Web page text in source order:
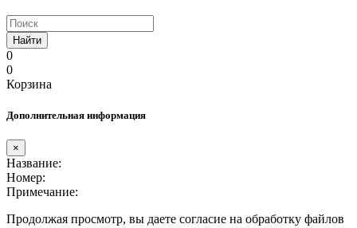
Найти
0
0
Корзина
Дополнительная информация
×
Название:
Номер:
Примечание:
Продолжая просмотр, вы даете согласие на обработку файлов